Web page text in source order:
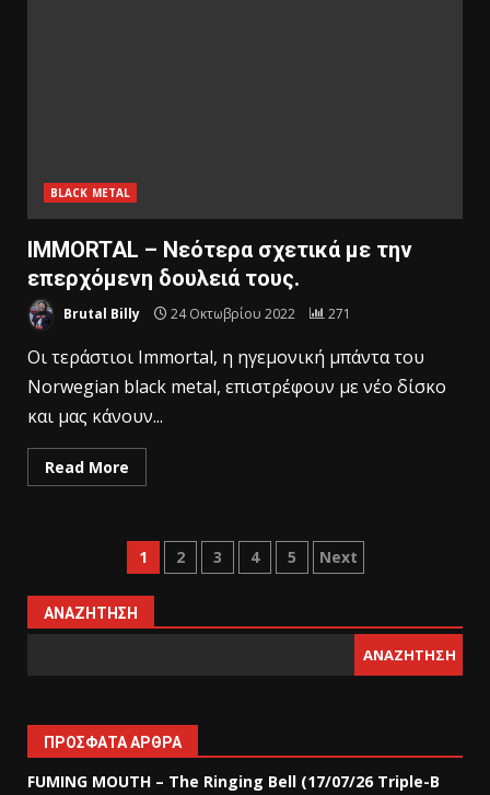
BLACK METAL
IMMORTAL – Νεότερα σχετικά με την
επερχόμενη δουλειά τους.
Brutal Billy 24 Οκτωβρίου 2022 271
Oι τεράστιοι Immortal, η ηγεμονική μπάντα του
Norwegian black metal, επιστρέφουν με νέο δίσκο
και μας κάνουν...
Read More
1 2 3 4 5 Next
ΑΝΑΖΉΤΗΣΗ
ΑΝΑΖΉΤΗΣΗ
ΠΡΌΣΦΑΤΑ ΆΡΘΡΑ
FUMING MOUTH – The Ringing Bell (17/07/26 Triple-B